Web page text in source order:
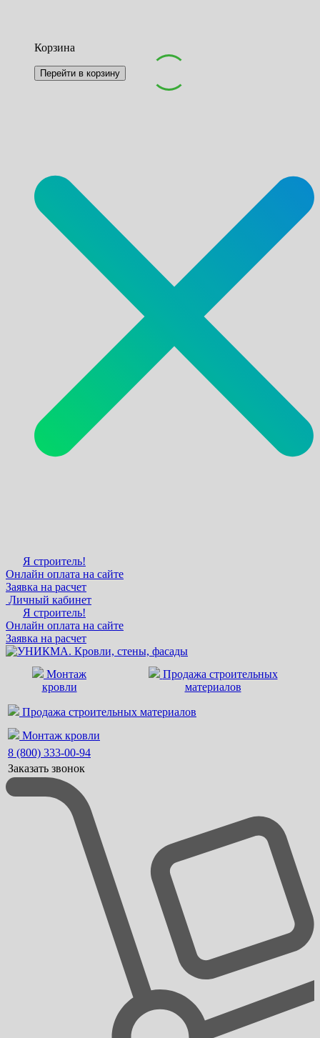
Корзина
Перейти в корзину
Я строитель!
Онлайн оплата на сайте
Заявка на расчет
Личный кабинет
Я строитель!
Онлайн оплата на сайте
Заявка на расчет
Монтаж
кровли
Продажа строительных
материалов
Продажа строительных материалов
Монтаж кровли
8 (800) 333-00-94
Заказать звонок